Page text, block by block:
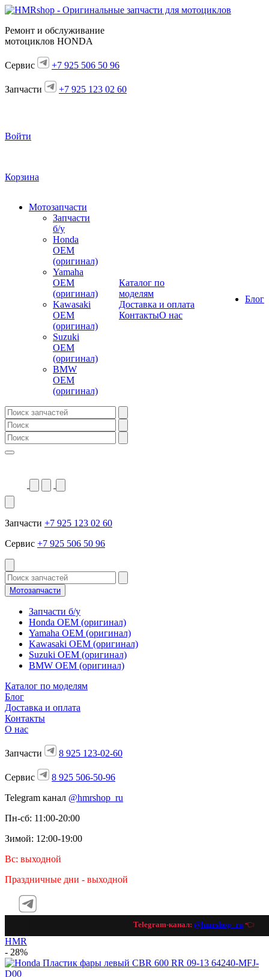
Ремонт и обслуживание
мотоциклов HONDA
Сервис +7 925 506 50 96
Запчасти +7 925 123 02 60
Войти
Корзина
Мотозапчасти
Запчасти
б/у
Honda
OEM
(оригинал)
Yamaha
OEM
(оригинал)
Kawasaki
OEM
(оригинал)
Suzuki
OEM
(оригинал)
BMW
OEM
(оригинал)
Каталог по
моделям
Доставка и оплата
КонтактыО нас
Блог
Запчасти +7 925 123 02 60
Сервис +7 925 506 50 96
Мотозапчасти
Запчасти б/у
Honda OEM (оригинал)
Yamaha OEM (оригинал)
Kawasaki OEM (оригинал)
Suzuki OEM (оригинал)
BMW OEM (оригинал)
Каталог по моделям
Блог
Доставка и оплата
Контакты
О нас
Запчасти 8 925 123-02-60
Сервис
8 925 506-50-96
Telegram канал @hmrshop_ru
Пн-сб: 11:00-20:00
Зимой: 12:00-19:00
Вс: выходной
Праздничные дни - выходной
Telegram-канал:@hmrshop_ru👈
HMR
- 28%